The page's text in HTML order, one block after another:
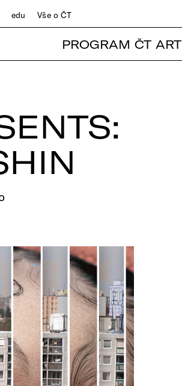
edu Vše o ČT
PROGRAM ČT ART